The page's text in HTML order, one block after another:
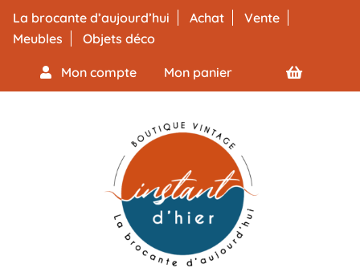
La brocante d’aujourd’hui Achat
Vente
Meubles
Objets déco
Mon compte Mon panier